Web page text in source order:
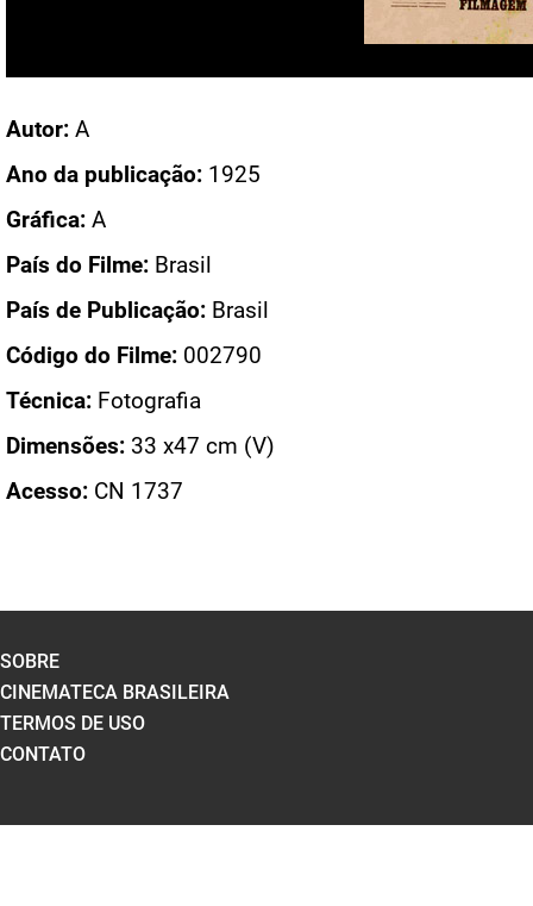
Autor: A
Ano da publicação: 1925
Gráfica: A
País do Filme: Brasil
País de Publicação: Brasil
Código do Filme: 002790
Técnica: Fotografia
Dimensões: 33 x47 cm (V)
Acesso: CN 1737
SOBRE
CINEMATECA BRASILEIRA
TERMOS DE USO
CONTATO